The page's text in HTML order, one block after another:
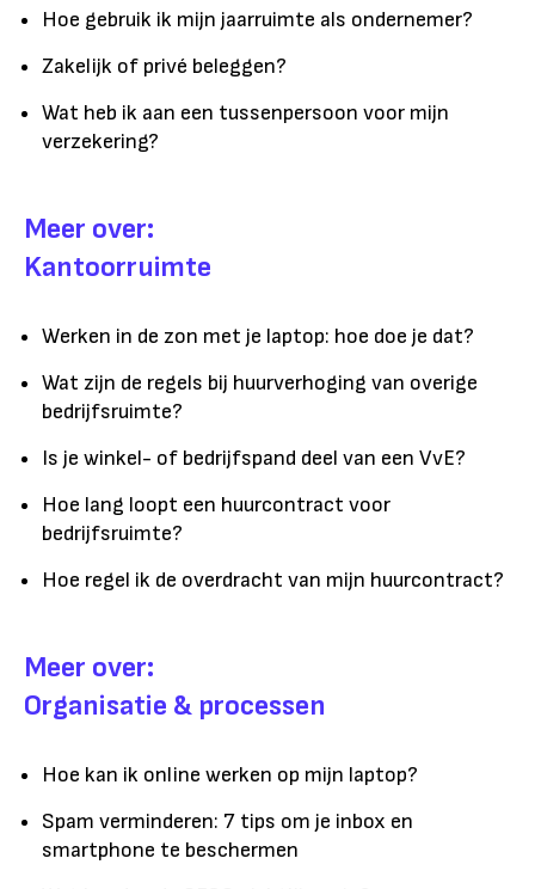
Hoe gebruik ik mijn jaarruimte als ondernemer?
Zakelijk of privé beleggen?
Wat heb ik aan een tussenpersoon voor mijn
verzekering?
Meer over:
Kantoorruimte
Werken in de zon met je laptop: hoe doe je dat?
Wat zijn de regels bij huurverhoging van overige
bedrijfsruimte?
Is je winkel- of bedrijfspand deel van een VvE?
Hoe lang loopt een huurcontract voor
bedrijfsruimte?
Hoe regel ik de overdracht van mijn huurcontract?
Meer over:
Organisatie & processen
Hoe kan ik online werken op mijn laptop?
Spam verminderen: 7 tips om je inbox en
smartphone te beschermen